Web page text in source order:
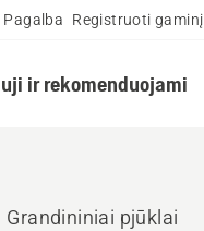
Pagalba Registruoti gaminį
ir rekomenduojami
Grandininiai pjūklai